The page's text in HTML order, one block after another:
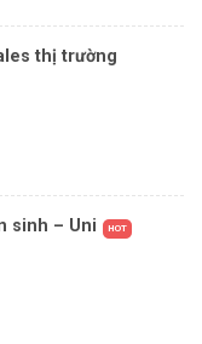
thị trường
sinh – Uni HOT